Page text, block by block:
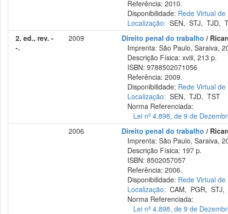
Referência: 2010.
Disponibilidade: Rede Virtual de
Localização: SEN,STJ,TJD,
2. ed., rev. -
-.
2009 Direito penal do trabalho /
Imprenta: São Paulo, Saraiva,
Descrição Física: xviii, 213 p.
ISBN: 9788502071056
Referência: 2009.
Disponibilidade: Rede Virtual de
Localização: SEN,TJD,TST
Norma Referenciada:
Lei nº 4.898, de 9 de
2006
Direito penal do trabalho /
Imprenta: São Paulo, Saraiva,
Descrição Física: 197 p.
ISBN: 8502057057
Referência: 2006.
Disponibilidade: Rede Virtual de
Localização: CAM, PGR,STJ
Norma Referenciada:
Lei nº 4.898, de 9 de